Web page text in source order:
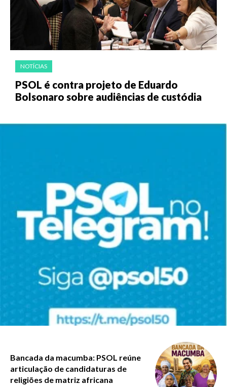
NOTÍCIAS
PSOL é contra projeto de Eduardo
Bolsonaro sobre audiências de custódia
Bancada da macumba: PSOL reúne
articulação de candidaturas de
religiões de matriz africana